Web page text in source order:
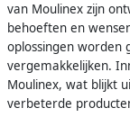
van Moulinex zijn
behoeften en
oplossingen worden
vergemakkelijken.
Moulinex, wat blijkt
verbeterde